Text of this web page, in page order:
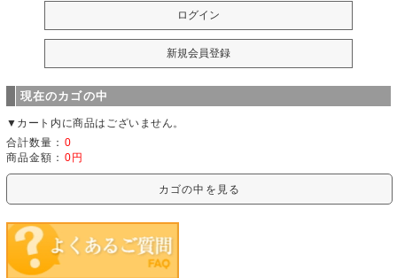
現在のカゴの中
▼カート内に商品はございません。
合計数量： 0
商品金額： 0円
カゴの中を見る